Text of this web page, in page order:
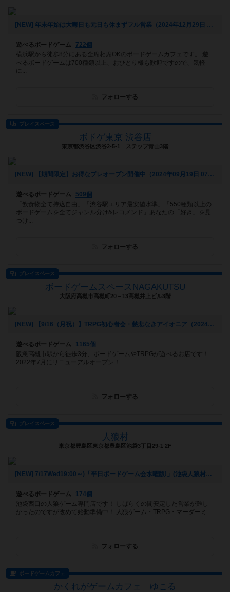
[NEW] 年末年始は大晦日も元日も休まずフル営業（2024年12月29日 20時19分）
遊べるボードゲーム
722個
横浜駅から徒歩8分にある全席相席OKのボードゲームカフェです。 遊
べるボードゲームは700種類以上、おひとり様も歓迎ですので、気軽
に...
フォローする
プレイスペース
ボドゲ東京 渋谷店
東京都渋谷区渋谷2-5-1 ステップ青山3階
[NEW] 【期間限定】お得なプレオープン開催中（2024年09月19日 07時32分）
遊べるボードゲーム
509個
「飲食物全て持込自由」「渋谷駅エリア最安値水準」「550種類以上の
ボードゲームを全てジャンル分け&レコメンド」あなたの「好き」を見
つけ...
フォローする
プレイスペース
ボードゲームスペースNAGAKUTSU
大阪府高槻市高槻町20－13高槻井上ビル3階
[NEW] 【9/16（月祝）】TRPG初心者会・慈悲なきアイオニア（2024年09月07日 22時01分）
遊べるボードゲーム
1165個
阪急高槻市駅から徒歩3分、ボードゲームやTRPGが遊べるお店です！
2022年7月にリニューアルオープン！
フォローする
プレイスペース
人狼村
東京都豊島区東京都豊島区池袋3丁目29-1 2F
[NEW] 7/17Wed19:00～)「平日ボードゲーム会水曜版!」(池袋人狼村（2024年07月13日 14時54分）
遊べるボードゲーム
174個
池袋西口の人狼ゲーム専門店です！ しばらくの間安定した営業が難し
かったのですが改めて始動準備中！ 人狼ゲーム・TRPG・マーダーミ...
フォローする
ボードゲームカフェ
かくれがゲームカフェ ゆこる